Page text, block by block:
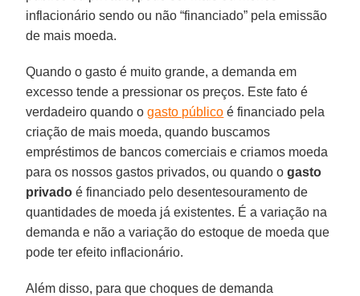
inflacionário sendo ou não “financiado” pela emissão
de mais moeda.
Quando o gasto é muito grande, a demanda em
excesso tende a pressionar os preços. Este fato é
verdadeiro quando ogasto público é financiado pela
criação de mais moeda, quando buscamos
empréstimos de bancos comerciais e criamos moeda
para os nossos gastos privados, ou quando ogasto
privado é financiado pelo desentesouramento de
quantidades de moeda já existentes. É a variação na
demanda e não a variação do estoque de moeda que
pode ter efeito inflacionário.
Além disso, para que choques de demanda